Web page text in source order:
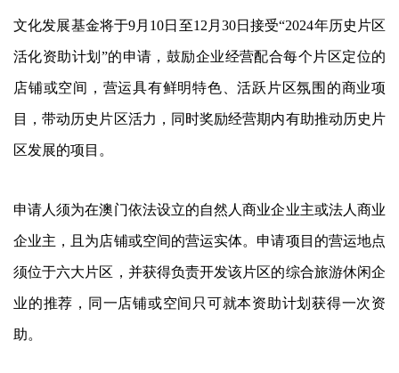
文化发展基金将于9月10日至12月30日接受“2024年历史片区
活化资助计划”的申请，鼓励企业经营配合每个片区定位的
店铺或空间，营运具有鲜明特色、活跃片区氛围的商业项
目，带动历史片区活力，同时奖励经营期内有助推动历史片
区发展的项目。
申请人须为在澳门依法设立的自然人商业企业主或法人商业
企业主，且为店铺或空间的营运实体。申请项目的营运地点
须位于六大片区，并获得负责开发该片区的综合旅游休闲企
业的推荐，同一店铺或空间只可就本资助计划获得一次资
助。